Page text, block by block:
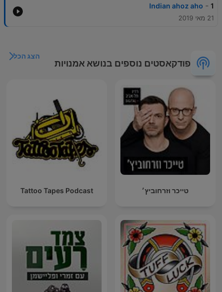
1
-
Indian ahoz aho
21 מאי 2019
פודקאסטים נוספים בנושא אמנויות
הצג הכל
טייכר וזרחוביץ׳ Tattoo Tapes Podcast